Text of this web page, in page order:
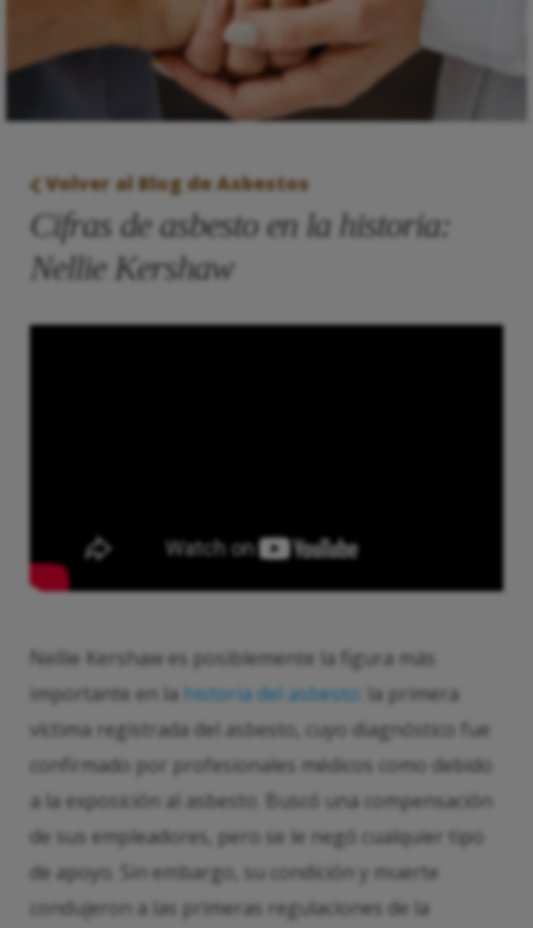
Volver al Blog de Asbestos
Cifras de asbesto en la historia:
Nellie Kershaw
Nellie Kershaw es posiblemente la figura más
importante en la historia del asbesto : la primera
víctima registrada del asbesto, cuyo diagnóstico fue
confirmado por profesionales médicos como debido
a la exposición al asbesto. Buscó una compensación
de sus empleadores, pero se le negó cualquier tipo
de apoyo. Sin embargo, su condición y muerte
condujeron a las primeras regulaciones de la